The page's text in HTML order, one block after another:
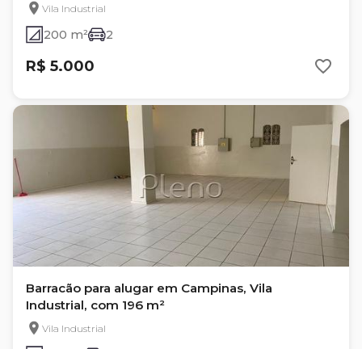
Vila Industrial
200 m² 2
R$ 5.000
Barracão para alugar em Campinas, Vila
Industrial, com 196 m²
Vila Industrial